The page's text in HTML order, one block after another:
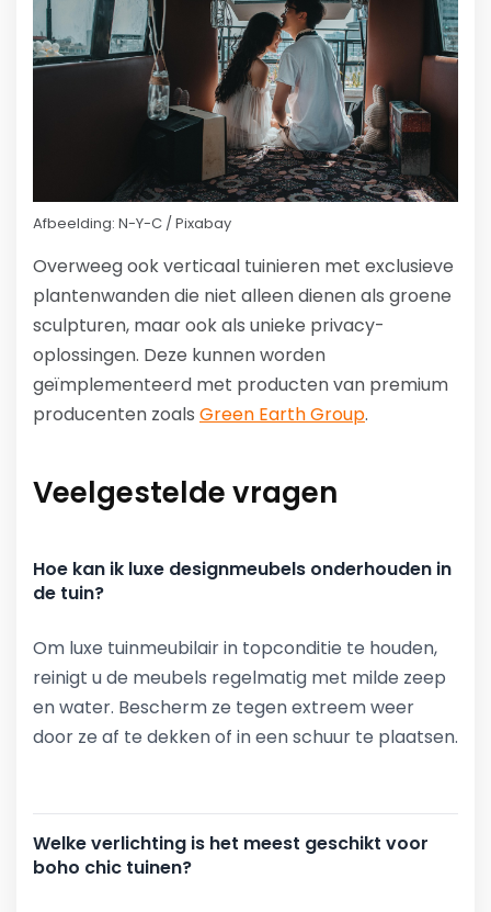
Afbeelding: N-Y-C / Pixabay
Overweeg ook verticaal tuinieren met exclusieve
plantenwanden die niet alleen dienen als groene
sculpturen, maar ook als unieke privacy-
oplossingen. Deze kunnen worden
geïmplementeerd met producten van premium
producenten zoals Green Earth Group.
Veelgestelde vragen
Hoe kan ik luxe designmeubels onderhouden in
de tuin?
Om luxe tuinmeubilair in topconditie te houden,
reinigt u de meubels regelmatig met milde zeep
en water. Bescherm ze tegen extreem weer
door ze af te dekken of in een schuur te plaatsen.
Welke verlichting is het meest geschikt voor
boho chic tuinen?